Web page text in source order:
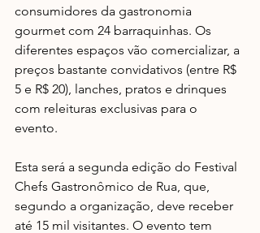
consumidores da gastronomia
gourmet com 24 barraquinhas. Os
diferentes espaços vão comercializar, a
preços bastante convidativos (entre R$
5 e R$ 20), lanches, pratos e drinques
com releituras exclusivas para o
evento.
Esta será a segunda edição do Festival
Chefs Gastronômico de Rua, que,
segundo a organização, deve receber
até 15 mil visitantes. O evento tem